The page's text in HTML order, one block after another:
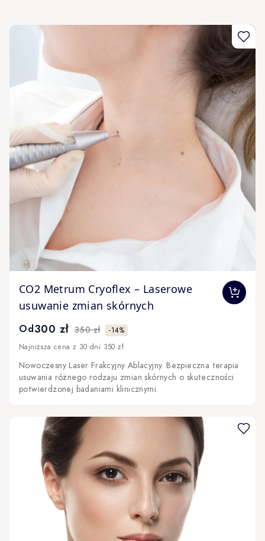
CO2 Metrum Cryoflex – Laserowe
usuwanie zmian skórnych
The price depends on the options chosen on the
Od300 zł 350 zł
-14%
Najniższa cena z 30 dni 350 zł
Nowoczesny Laser Frakcyjny Ablacyjny. Bezpieczna terapia
usuwania różnego rodzaju zmian skórnych o skuteczności
potwierdzonej badaniami klinicznymi.